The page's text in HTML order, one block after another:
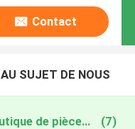
Contact
AU SUJET DE NOUS
LA CHINE Porte pharmaceutique de pièce propre (7)